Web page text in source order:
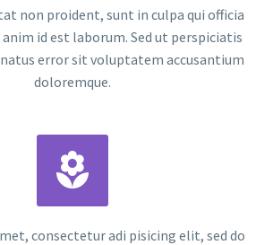
non proident, sunt in culpa qui officia
id est laborum. Sed ut perspiciatis
error sit voluptatem accusantium
doloremque.


consectetur adi pisicing elit, sed do